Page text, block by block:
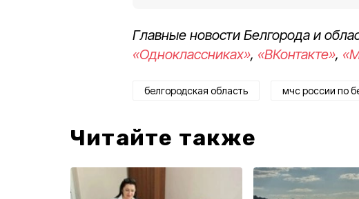
Главные новости Белгорода и
«Одноклассниках», «ВКонтакте»,
белгородская область мчс россии по
Читайте также